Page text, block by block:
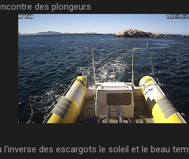
des plongeurs
l'inverse des escargots le soleil et le beau